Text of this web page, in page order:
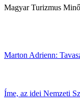
Magyar Turizmus
Marton Adrienn:
Íme, az idei Nemzeti